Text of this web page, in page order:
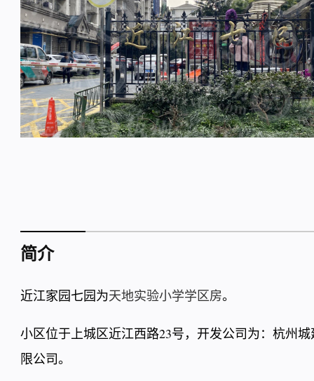
简介
近江家园七园为天地实验小学学区房。
小区位于上城区近江西路23号，开发公司为：杭州
限公司。